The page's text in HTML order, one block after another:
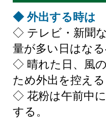
◆ 外出する時は
◇ テレビ・新聞
量が多い日はな
◇ 晴れた日、風
ため外出を控え
◇ 花粉は午前中
する。